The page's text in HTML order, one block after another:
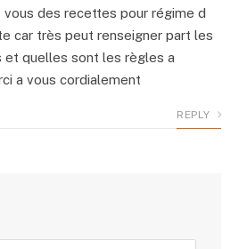
vous des recettes pour régime d
car très peut renseigner part les
et quelles sont les règles a
a vous cordialement
REPLY